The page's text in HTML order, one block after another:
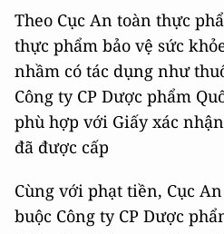
Theo Cục An toàn thực
thực phẩm bảo vệ sức
nhầm có tác dụng như
Công ty CP Dược phẩm
phù hợp với Giấy xác
đã được cấp
Cùng với phạt tiền, Cục
buộc Công ty CP Dược